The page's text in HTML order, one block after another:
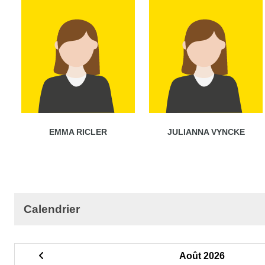
EMMA RICLER JULIANNA VYNCKE
Calendrier
Août 2026